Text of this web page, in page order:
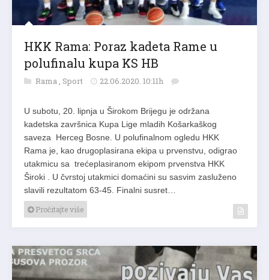
HKK Rama: Poraz kadeta Rame u
polufinalu kupa KS HB
Rama Sport 22.06.2020. 10:11h
U subotu, 20. lipnja u Širokom Brijegu je održana
kadetska završnica Kupa Lige mladih Košarkaškog
saveza Herceg Bosne. U polufinalnom ogledu HKK
Rama je, kao drugoplasirana ekipa u prvenstvu, odigrao
utakmicu sa trećeplasiranom ekipom prvenstva HKK
Široki . U čvrstoj utakmici domaćini su sasvim zasluženo
slavili rezultatom 63-45. Finalni susret…
Pročitajte više